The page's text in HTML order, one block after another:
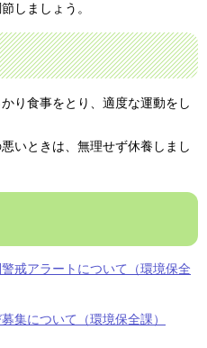
しましょう。
食事をとり、適度な運動をし
ときは、無理せず休養しまし
戒アラートについて（環境保全
集について（環境保全課）